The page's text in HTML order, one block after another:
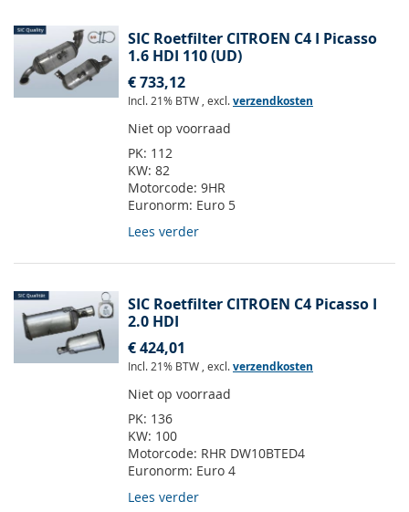
SIC Roetfilter CITROEN C4 I Picasso
1.6 HDI 110 (UD)
€ 733,12
Incl. 21% BTW , excl.verzendkosten
Niet op voorraad
PK: 112
KW: 82
Motorcode: 9HR
Euronorm: Euro 5
Lees verder
SIC Roetfilter CITROEN C4 Picasso I
2.0 HDI
€ 424,01
Incl. 21% BTW , excl.verzendkosten
Niet op voorraad
PK: 136
KW: 100
Motorcode: RHR DW10BTED4
Euronorm: Euro 4
Lees verder